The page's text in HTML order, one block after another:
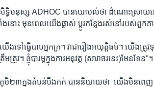
ធិ​មនុស្ស ​ADHOC ​បាន​យោបល់​ថា​ ដំណោះ​ស្រាយ​ន
នោះ​ មុន​ពេល​យើង​ផ្លាស់​ ប្តូរ​កន្លែង​រស់​នៅ​របស់​ពួក​គ
ង​ទៅ​ធ្វើ​បាប​អ្នកក្រ។​ វា​ជា​រឿង​អយុត្តិធម៌។​ យើង​ត្រូ
វ។​ ខ្ញុំ​បារម្ភ​ក្នុង​ការ​អនុវត្ត​ (សារាចរ​នេះ)​មែន​ទែន"។
២៣​ក្នុង​តំបន់​បឹងកក់​ បាន​និយាយ​ថា​ ​ យើង​មិន​ពេញ​ ចិត្ត​